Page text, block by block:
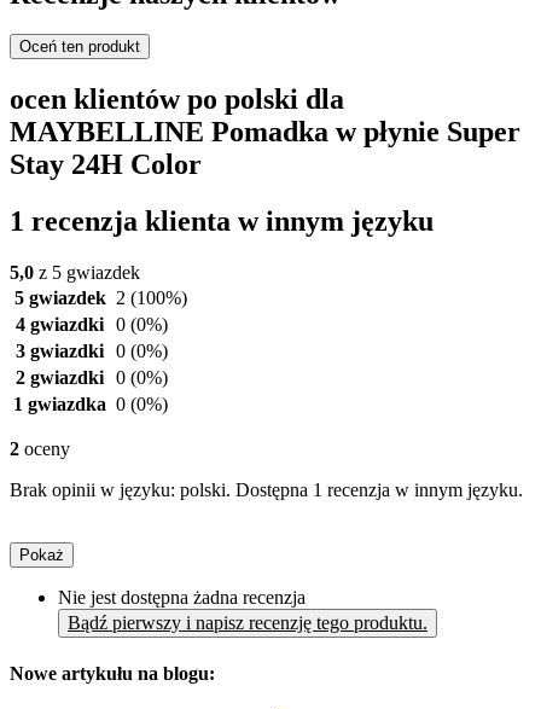
Oceń ten produkt
ocen klientów po polski dla
MAYBELLINE Pomadka w płynie Super
Stay 24H Color
1 recenzja klienta w innym języku
5,0 z 5 gwiazdek
5 gwiazdek 2 (100%)
4 gwiazdki 0 (0%)
3 gwiazdki 0 (0%)
2 gwiazdki 0 (0%)
1 gwiazdka 0 (0%)
2 oceny
Brak opinii w języku: polski. Dostępna 1 recenzja w innym języku.
Pokaż
Nie jest dostępna żadna recenzja
Bądź pierwszy i napisz recenzję tego produktu.
Nowe artykułu na blogu: